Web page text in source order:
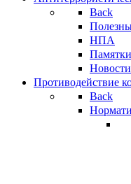
Back
НПА
Памятки
Противодействие
Back